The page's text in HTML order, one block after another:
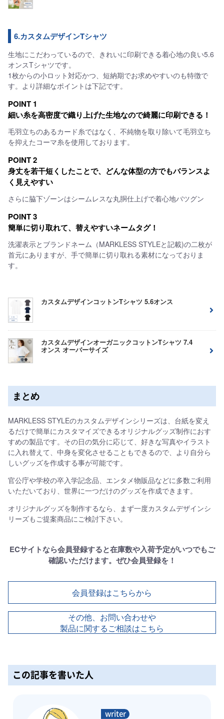
6.カスタムデザインTシャツ
生地にこだわっているので、きれいに印刷できる着心地の良い5.6
オンスTシャツです。
1枚からの小ロット対応かつ、短納期でお求めやすいのも特徴で
す。より詳細なポイントは下記です。
POINT 1
細い糸を高密度で織り上げた生地なので綺麗に印刷できる！
毛羽立ちのあるカード糸ではなく、不純物を取り除いて毛羽立ち
を抑えたコーマ糸を使用しております。
POINT 2
身丈を若干短くしたことで、どんな体型の方でもバランスよ
く見えやすい
さらに脇下ゾーンはシームレスな丸胴仕上げで着心地バツグン
POINT 3
簡単に切り取れて、替えやすいネームタグ！
洗濯表示とブランドネーム（MARKLESS STYLEと記載)の二枚が
首元にありますが、手で簡単に切り取れる素材になっておりま
す。
カスタムデザインコットンTシャツ 5.6オンス
カスタムデザインオーガニックコットンTシャツ 7.4
オンス オーバーサイズ
まとめ
MARKLESS STYLEのカスタムデザインシリーズは、台紙を変え
るだけで簡単にカスタマイズできるオリジナルグッズ制作におす
すめの製品です。その日の気分に応じて、好きな写真やイラスト
に入れ替えて、中身を変化させることもできるので、より自分ら
しいグッズを作成する事が可能です。
官公庁や学校の卒入学記念品、エンタメ物販品などに多数ご利用
いただいており、世界に一つだけのグッズを作成できます。
オリジナルグッズを制作するなら、まず一度カスタムデザインシ
リーズもご提案商品にご検討下さい。
ECサイトなら会員登録すると在庫数や入荷予定がいつでもご
確認いただけます。ぜひ会員登録を！
会員登録はこちらから
その他、お問い合わせや
製品に関するご相談はこちら
この記事を書いた人